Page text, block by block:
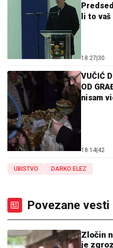
li to
18:27 30
VUČIĆ
OD
nisam
18:14 42
UBISTVO DARKO ELEZ
Povezane vesti
Zločin
je